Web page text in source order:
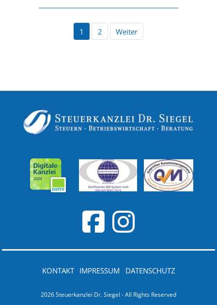
1 2 Weiter
2026 Steuerkanzlei Dr. Siegel - All Rights Reserved
KONTAKT IMPRESSUM DATENSCHUTZ